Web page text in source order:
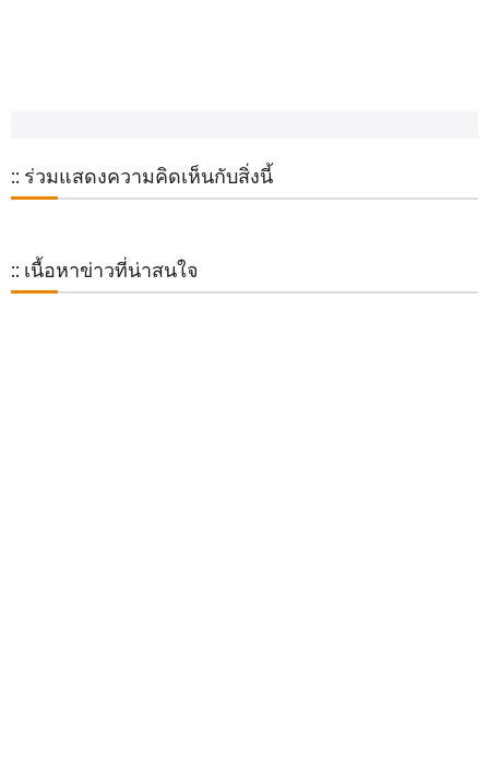
:: ร่วมแสดงความคิดเห็นกับสิ่งนี้
:: เนื้อหาข่าวที่น่าสนใจ